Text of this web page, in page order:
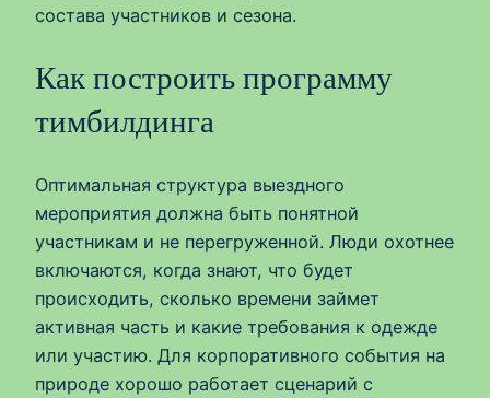
состава участников и сезона.
Как построить программу
тимбилдинга
Оптимальная структура выездного
мероприятия должна быть понятной
участникам и не перегруженной. Люди охотнее
включаются, когда знают, что будет
происходить, сколько времени займет
активная часть и какие требования к одежде
или участию. Для корпоративного события на
природе хорошо работает сценарий с